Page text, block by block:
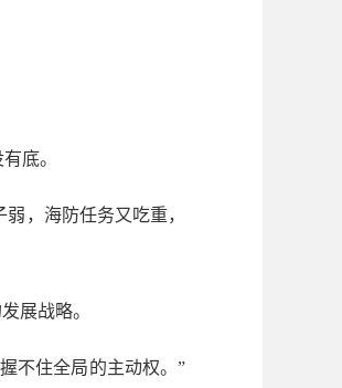
底。
，海防任务又吃重，
展战略。
不住全局的主动权。”